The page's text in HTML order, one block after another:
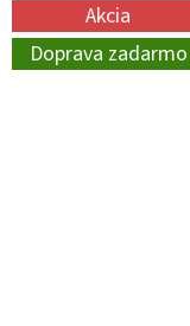
Akcia
Doprava zadarmo